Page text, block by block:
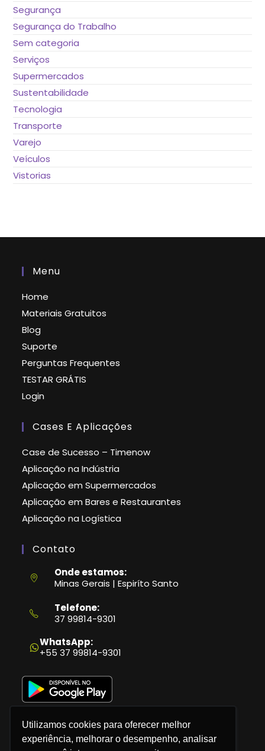
Utilizamos cookies para oferecer melhor
experiência, melhorar o desempenho, analisar
Segurança
Segurança do Trabalho
Sem categoria
Serviços
Supermercados
Sustentabilidade
Tecnologia
Transporte
Varejo
Veículos
Vistorias
Menu
Home
Materiais Gratuitos
Blog
Suporte
Perguntas Frequentes
TESTAR GRÁTIS
Login
Cases E Aplicações
Case de Sucesso – Timenow
Aplicação na Indústria
Aplicação em Supermercados
Aplicação em Bares e Restaurantes
Aplicação na Logística
Contato
Onde estamos:
Minas Gerais | Espiríto Santo
Telefone:
37 99814-9301
em
seu
aplicativo
WhatsApp:
+55 37 99814-9301